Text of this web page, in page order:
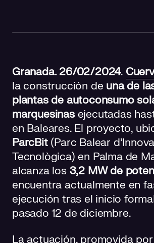
Granada. 26/02/2024.
la construcción de una de
plantas de autoconsumo
marquesinasejecutadas
en Baleares. El proyecto,
ParcBit(Parc Balear
Tecnològica) en Palma de
alcanza los 3,2 MW de
encuentra actualmente en
ejecución tras el inicio
pasado 12 de diciembre.
La actuación, promovida